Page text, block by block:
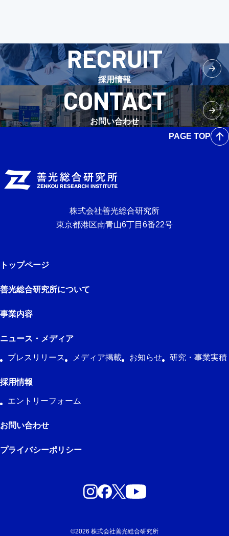
RECRUIT
採用情報
CONTACT
お問い合わせ
PAGE TOP
株式会社善光総合研究所
東京都港区南青山6丁目6番22号
トップページ
善光総合研究所について
事業内容
ニュース・メディア
プレスリリース メディア掲載 お知らせ 研究・事業実積
採用情報
エントリーフォーム
お問い合わせ
プライバシーポリシー
©︎2026 株式会社善光総合研究所